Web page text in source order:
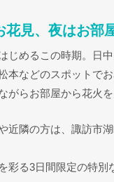
花見、夜はお部
じめるこの時期。日
本などのスポットで
がらお部屋から花火
近隣の方は、諏訪市
彩る3日間限定の特